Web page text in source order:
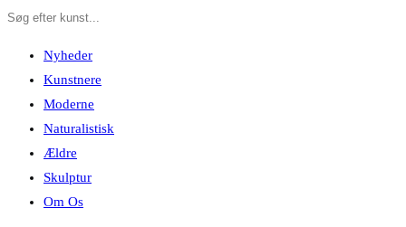
Nyheder
Kunstnere
Moderne
Naturalistisk
Ældre
Skulptur
Om Os